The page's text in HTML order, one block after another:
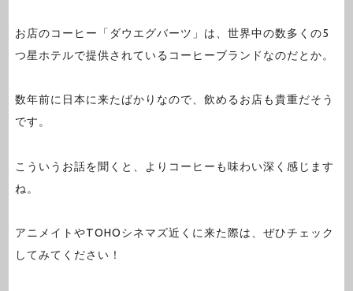
お店のコーヒー「ダウエグバーツ」は、世界中の数多くの5
つ星ホテルで提供されているコーヒーブランドなのだとか。
数年前に日本に来たばかりなので、飲めるお店も貴重だそう
です。
こういうお話を聞くと、よりコーヒーも味わい深く感じます
ね。
アニメイトやTOHOシネマズ近くに来た際は、ぜひチェック
してみてください！